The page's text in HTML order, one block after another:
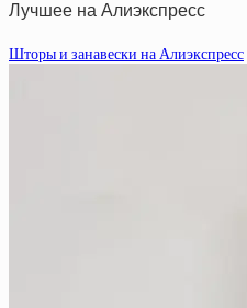
Лучшее на Алиэкспресс
Шторы и занавески на Алиэкспресс